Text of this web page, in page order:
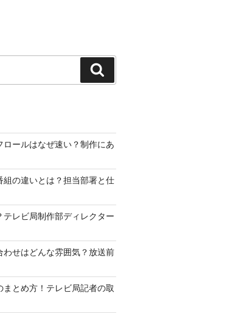
索
ロールはなぜ速い？制作にあ
組の違いとは？担当部署と仕
レビ局制作部ディレクター
わせはどんな雰囲気？放送前
まとめ方！テレビ局記者の取